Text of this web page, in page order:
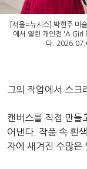
[서울=뉴시스] 박현주 미
에서 열린 개인전 'A Girl
다.
그의 작업에서 스크
캔버스를 직접 만들
어낸다. 작품 속 흰
자에 새겨진 수많은